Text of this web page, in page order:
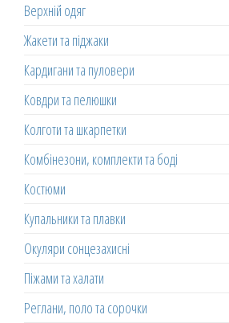
Верхній одяг
Жакети та піджаки
Кардигани та пуловери
Ковдри та пелюшки
Колготи та шкарпетки
Комбінезони, комплекти та боді
Костюми
Купальники та плавки
Окуляри сонцезахисні
Піжами та халати
Реглани, поло та сорочки